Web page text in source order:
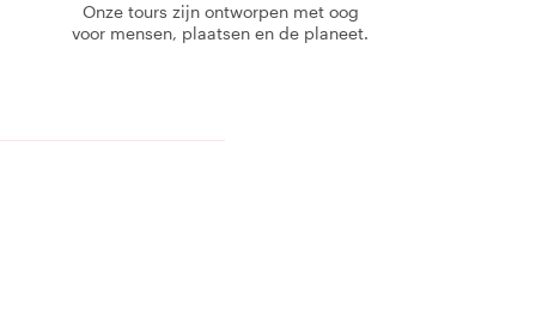
Onze tours zijn ontworpen met oog
voor mensen, plaatsen en de planeet.